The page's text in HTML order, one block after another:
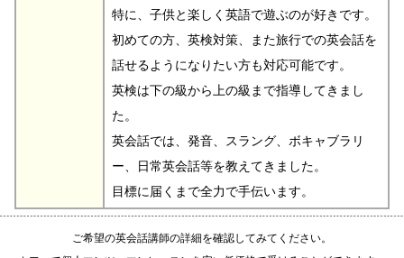
特に、子供と楽しく英語で遊ぶのが好きです。
初めての方、英検対策、また旅行での英会話を
話せるようになりたい方も対応可能です。
英検は下の級から上の級まで指導してきまし
た。
英会話では、発音、スラング、ボキャブラリ
ー、日常英会話等を教えてきました。
目標に届くまで全力で手伝います。
ご希望の英会話講師の詳細を確認してみてください。